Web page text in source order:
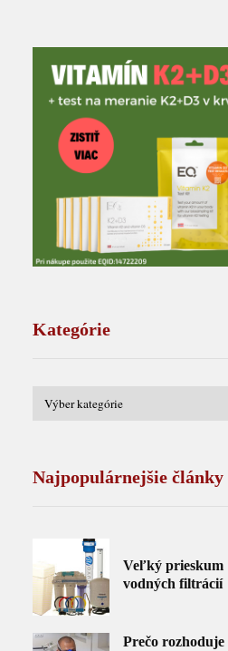
Kategórie
Najpopulárnejšie články
Veľký prieskum
vodných filtrácií
Prečo rozhoduje